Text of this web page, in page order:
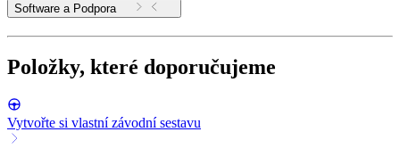
Software a Podpora
Položky, které doporučujeme
Vytvořte si vlastní závodní sestavu